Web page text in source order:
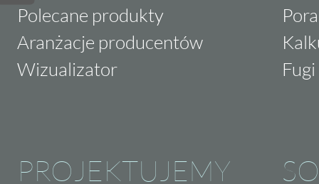
Polecane produkty
Aranżacje producentów
Wizualizator
PROJEKTUJEMY